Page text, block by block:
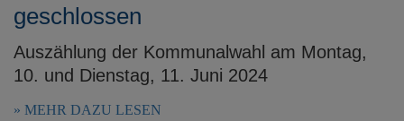
geschlossen
Auszählung der Kommunalwahl am Montag,
10. und Dienstag, 11. Juni 2024
MEHR DAZU LESEN